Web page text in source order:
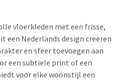
vloerkleden met een frisse,
een Nederlands design creëren
en sfeer toevoegen aan
een subtiele print of een
voor elke woonstijl een